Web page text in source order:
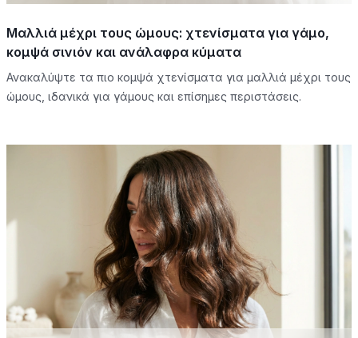
Μαλλιά μέχρι τους ώμους: χτενίσματα για γάμο,
κομψά σινιόν και ανάλαφρα κύματα
Ανακαλύψτε τα πιο κομψά χτενίσματα για μαλλιά μέχρι τους
ώμους, ιδανικά για γάμους και επίσημες περιστάσεις.